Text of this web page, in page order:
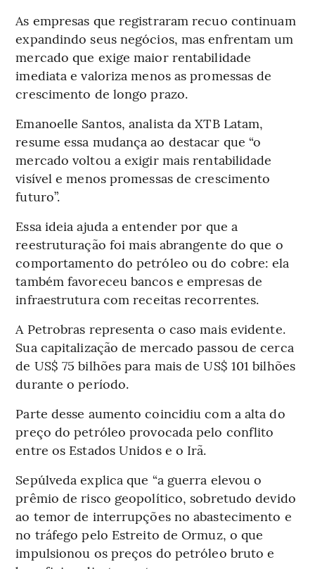
As empresas que registraram recuo continuam
expandindo seus negócios, mas enfrentam um
mercado que exige maior rentabilidade
imediata e valoriza menos as promessas de
crescimento de longo prazo.
Emanoelle Santos, analista da XTB Latam,
resume essa mudança ao destacar que “o
mercado voltou a exigir mais rentabilidade
visível e menos promessas de crescimento
futuro”.
Essa ideia ajuda a entender por que a
reestruturação foi mais abrangente do que o
comportamento do petróleo ou do cobre: ela
também favoreceu bancos e empresas de
infraestrutura com receitas recorrentes.
A Petrobras representa o caso mais evidente.
Sua capitalização de mercado passou de cerca
de US$ 75 bilhões para mais de US$ 101 bilhões
durante o período.
Parte desse aumento coincidiu com a alta do
preço do petróleo provocada pelo conflito
entre os Estados Unidos e o Irã.
Sepúlveda explica que “a guerra elevou o
prêmio de risco geopolítico, sobretudo devido
ao temor de interrupções no abastecimento e
no tráfego pelo Estreito de Ormuz, o que
impulsionou os preços do petróleo bruto e